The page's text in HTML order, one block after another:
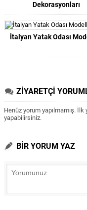
Dekorasyonları
İtalyan Yatak Odası
ZİYARETÇİ
Henüz yorum yapılmamış. İlk
yapabilirsiniz.
BİR YORUM YAZ